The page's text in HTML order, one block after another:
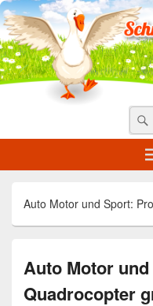
Täglich die
und
for:
Auto Motor und Sport:
Auto Motor
Quadrocopter